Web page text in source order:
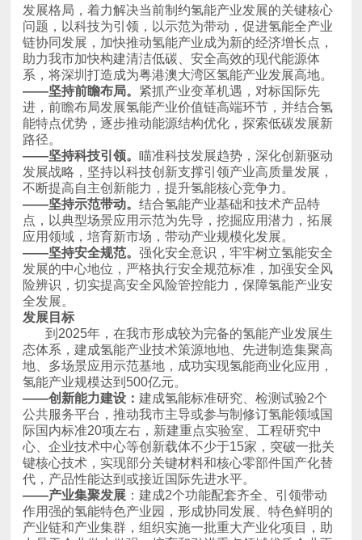
系，将深圳打造成为粤港澳大湾区氢能产业发展高地。
——坚持前瞻布局。
路径。
——坚持科技引领。
不断提高自主创新能力，提升氢能核心竞争力。
——坚持示范带动。
应用领域，培育新市场，带动产业规模化发展。
——坚持安全规范。
全发展。
发展目标
氢能产业规模达到500亿元。
——创新能力建设：
代，产品性能达到或接近国际先进水平。
——产业集聚发展